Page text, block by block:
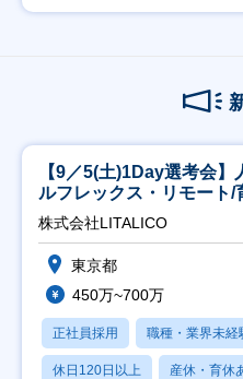
【9／5(土)1Day選考会
ルフレックス・リモート/
株式会社LITALICO
東京都
450万~700万
正社員採用 職種・業界未経
休日120日以上 産休・育休